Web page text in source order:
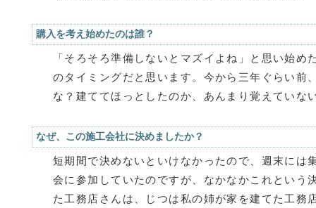
購入を考え始めたのは誰？
「そろそろ準備しないとマズイよね」と思い始め
のタイミングだと思います。今から三年ぐらい前
な？建ててほっとしたのか、あんまり覚えていな
なぜ、この施工会社に決めましたか？
短期間で決めないといけなかったので、週末には
会に参加していたのですが、なかなかこれとい
た工務店さんは、じつは私の姉が家を建てた工務